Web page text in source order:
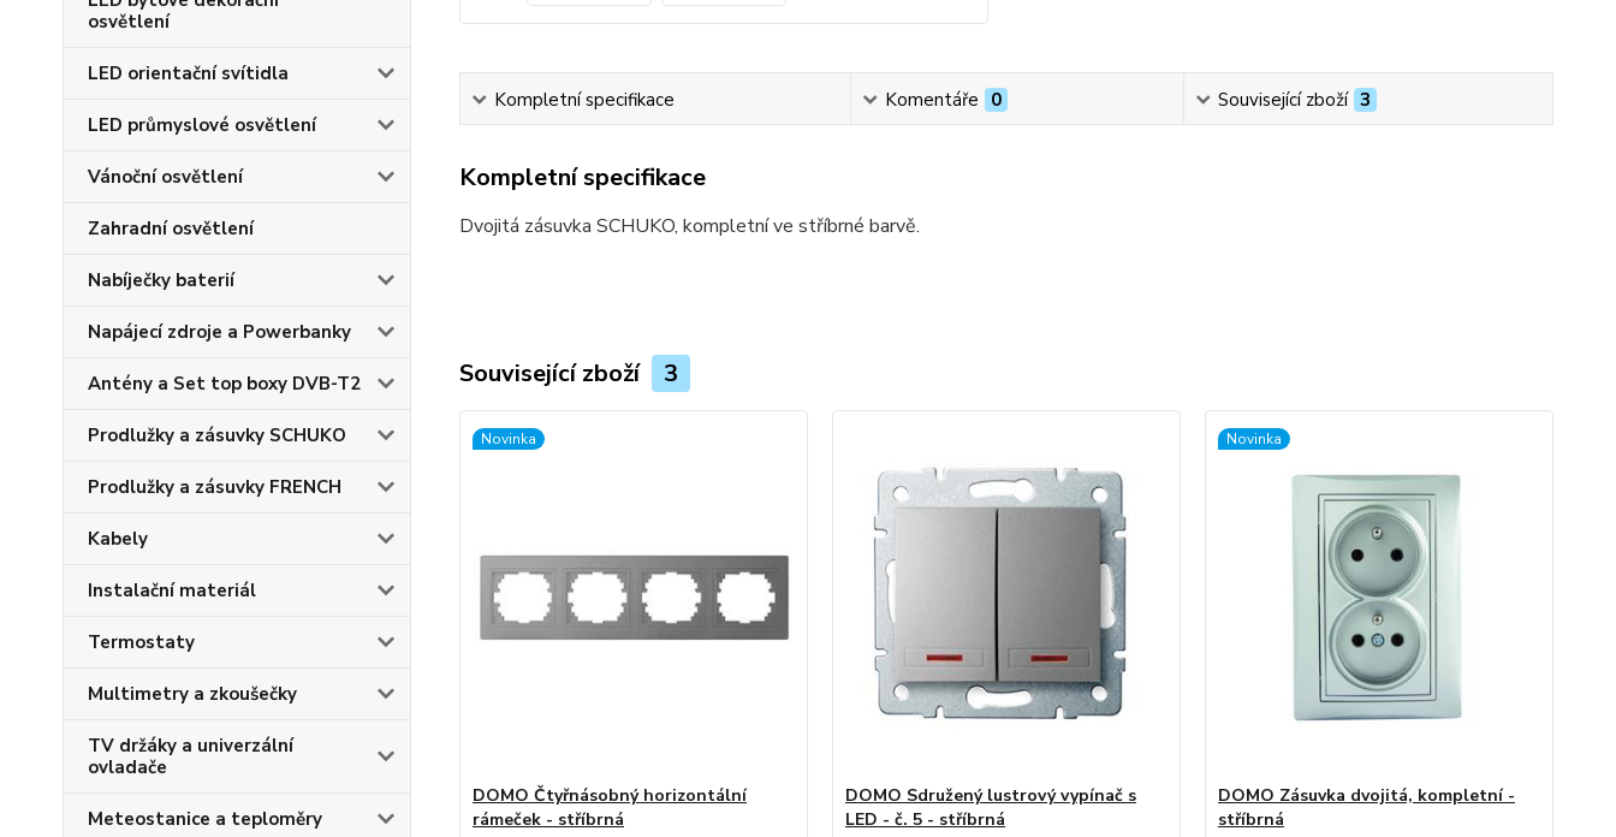
osvětlení
LED orientační svítidla
LED průmyslové osvětlení
Vánoční osvětlení
Zahradní osvětlení
Nabíječky baterií
Napájecí zdroje a Powerbanky
Antény a Set top boxy DVB-T2
Prodlužky a zásuvky SCHUKO
Prodlužky a zásuvky FRENCH
Kabely
Instalační materiál
Termostaty
Multimetry a zkoušečky
TV držáky a univerzální
ovladače
Meteostanice a teploměry
Kompletní specifikace Komentáře 0 Související zboží 3
Kompletní specifikace
Dvojitá zásuvka SCHUKO, kompletní ve stříbrné barvě.
Související zboží 3
Novinka
DOMO Čtyřnásobný horizontální
rámeček - stříbrná
DOMO Sdružený lustrový vypínač s
LED - č. 5 - stříbrná
Novinka
DOMO Zásuvka dvojitá, kompletní -
stříbrná